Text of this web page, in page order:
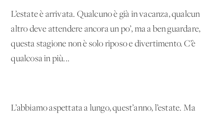
L’estate è arrivata. Qualcuno è già in vacanza, qualcun
altro deve attendere ancora un po’, ma a ben guardare,
questa stagione non è solo riposo e divertimento. C’è
qualcosa in più...
L’abbiamo aspettata a lungo, quest’anno, l’estate. Ma